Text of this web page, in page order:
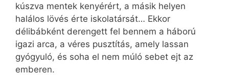
kúszva mentek kenyérért, a másik helyen
halálos lövés érte iskolatársát… Ekkor
délibábként derengett fel bennem a háború
igazi arca, a véres pusztítás, amely lassan
gyógyuló, és soha el nem múló sebet ejt az
emberen.